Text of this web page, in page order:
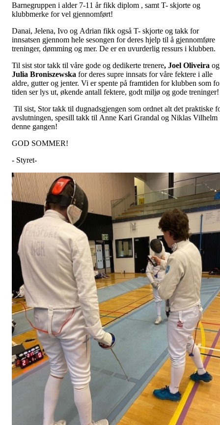
Barnegruppen i alder 7-11 år fikk diplom , samt T- skjorte og
klubbmerke for vel gjennomført!
Danai, Jelena, Ivo og Adrian fikk også T- skjorte og takk for
innsatsen gjennom hele sesongen for deres hjelp til å gjennomføre
treninger, dømming og mer. De er en uvurderlig ressurs i klubben.
Til sist stor takk til våre gode og dedikerte trenere, Joel Oliveira og
Julia Broniszewska for deres supre innsats for våre fektere i alle
aldre, gutter og jenter. Vi er spente på framtiden for klubben som
tiden ser lys ut, økende antall fektere, godt miljø og gode treninger!
Til sist, Stor takk til dugnadsgjengen som ordnet alt det praktiske
avslutningen, spesill takk til Anne Kari Grandal og Niklas Vilhelm
denne gangen!
GOD SOMMER!
- Styret-